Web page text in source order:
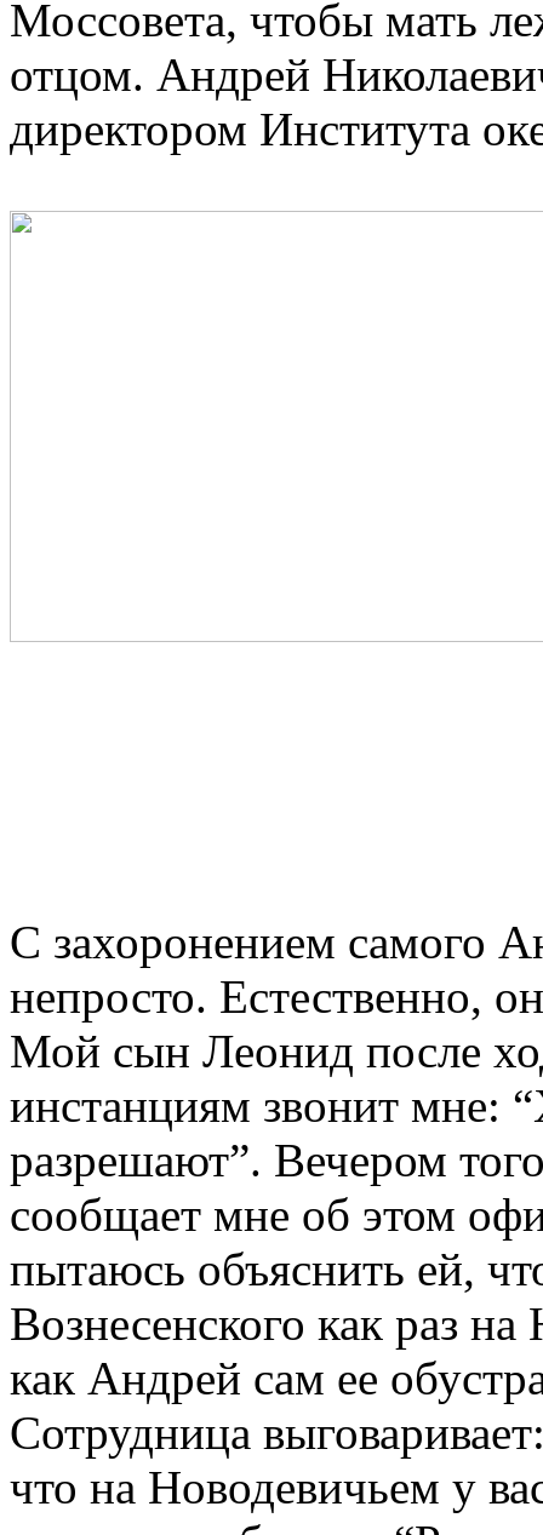
Моссовета, чтобы мать
отцом. Андрей
директором Института
С захоронением самого
непросто. Естественно,
Мой сын Леонид после
инстанциям звонит мне:
разрешают”. Вечером
сообщает мне об этом
пытаюсь объяснить ей,
Вознесенского как раз
как Андрей сам ее
Сотрудница
что на Новодевичьем у